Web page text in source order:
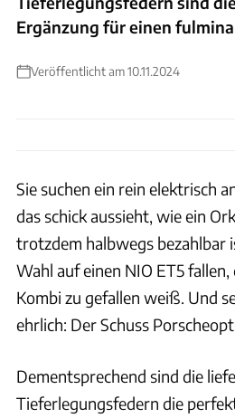
Ergänzung für einen
Veröffentlicht am 10.11.2024
Sie suchen ein rein elektrisch
das schick aussieht, wie ein
trotzdem halbwegs bezahlbar
Wahl auf einen NIO ET5
Kombi zu gefallen weiß. Und
ehrlich: Der Schuss
Dementsprechend sind die
Tieferlegungsfedern die